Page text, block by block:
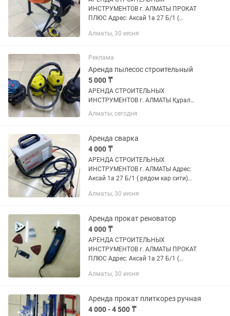
ИНСТРУМЕНТОВ г. АЛМАТЫ ПРОКАТ
ПЛЮС Адрес: Аксай 1а 27 Б/1 (
недорого! В чистом и рабочем
вашего ремонта! ...
Алматы, 30 июня
Реклама
Аренда пылесос строительный
5 000 ₸
АРЕНДА СТРОИТЕЛЬНЫХ
ИНСТРУМЕНТОВ г. АЛМАТЫ Құрал
саймандар жалға береміз Адрес: Аксай
1а 27 Б/1 ( напротив кар сити) Быстро,
состоянии Надёжный инструмент для...
Алматы, сегодня
Аренда сварка
4 000 ₸
АРЕНДА СТРОИТЕЛЬНЫХ
ИНСТРУМЕНТОВ г. АЛМАТЫ Адрес:
Аксай 1а 27 Б/1 ( рядом кар сити)
рабочем состоянии Надежный
Доставка по городу...
Алматы, 30 июня
Аренда прокат реноватор
4 000 ₸
АРЕНДА СТРОИТЕЛЬНЫХ
ИНСТРУМЕНТОВ г. АЛМАТЫ ПРОКАТ
ПЛЮС Адрес: Аксай 1а 27 Б/1 (
недорого! В чистом и рабочем
вашего ремонта! ...
Алматы, 30 июня
Аренда прокат плиткорез ручная
4 000 - 4 500 ₸